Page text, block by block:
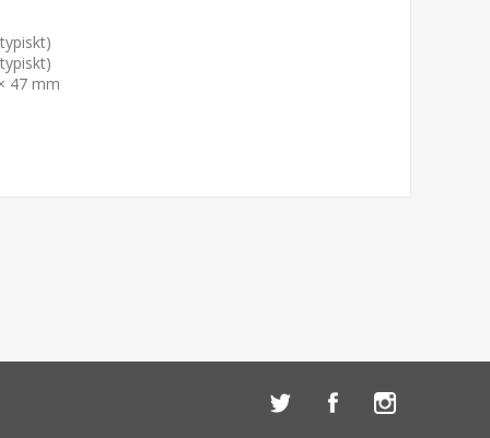
47 mm